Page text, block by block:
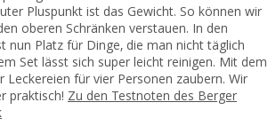
Pluspunkt ist das Gewicht. So können wir
oberen Schränken verstauen. In den
nun Platz für Dinge, die man nicht täglich
Set lässt sich super leicht reinigen. Mit dem
Leckereien für vier Personen zaubern. Wir
praktisch! Zu den Testnoten des Berger